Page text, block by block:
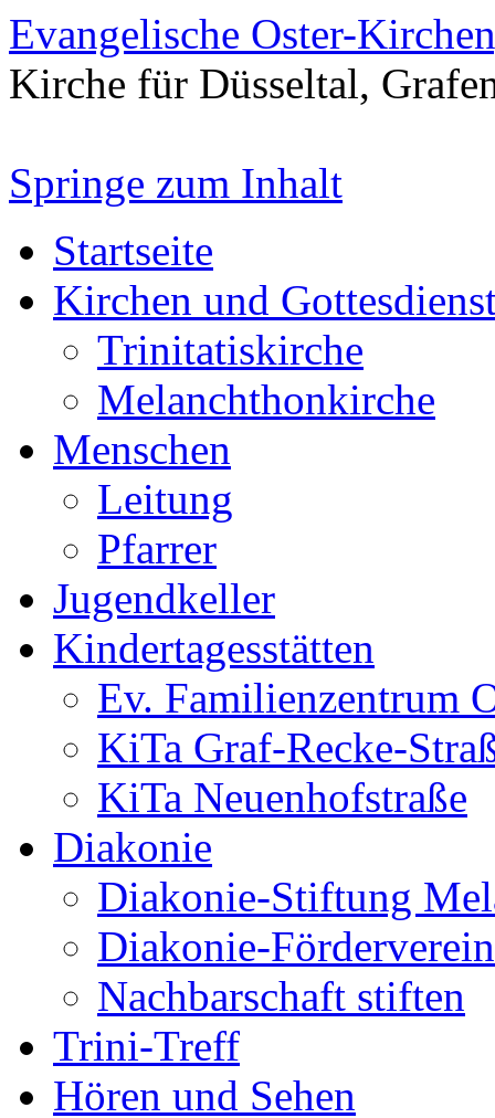
Evangelische Oster-
Kirche für Düsseltal,
Springe zum Inhalt
Startseite
Kirchen und
Trinitatiskirche
Melanchthonkirche
Menschen
Leitung
Pfarrer
Jugendkeller
Kindertagesstätten
Ev. Familienzentrum
KiTa Graf-Recke-
KiTa Neuenhofstraße
Diakonie
Diakonie-Stiftung
Diakonie-
Nachbarschaft stiften
Trini-Treff
Hören und Sehen